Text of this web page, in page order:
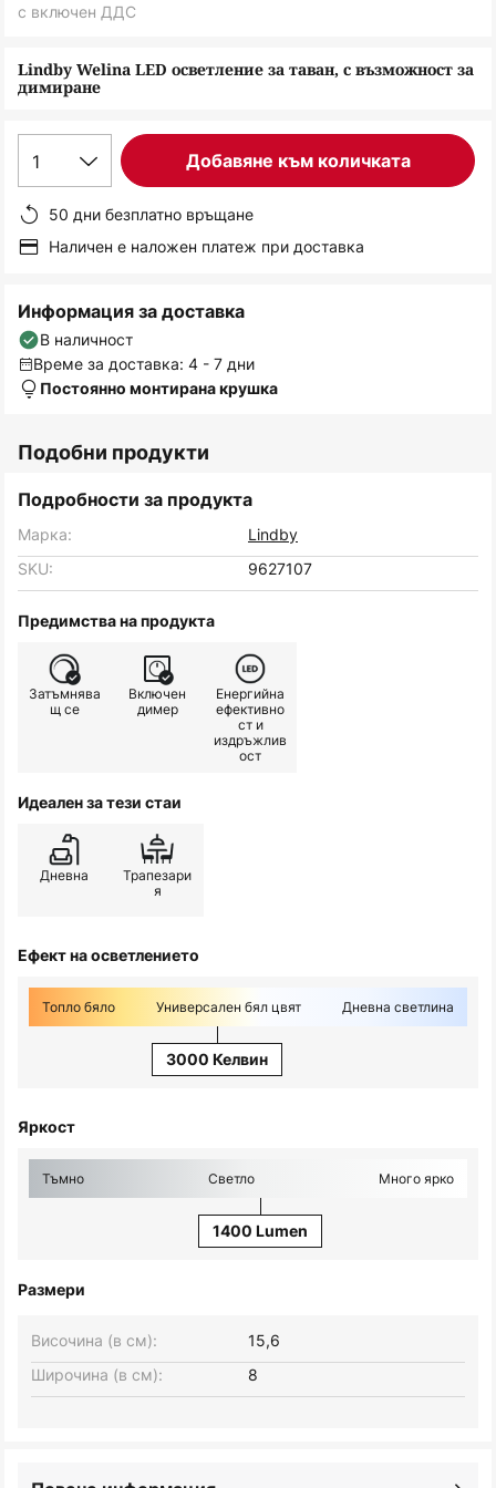
снимки
Lindby Welina LED осветление за таван, с възможност за
димиране
с включен ДДС
1 Добавяне към количката
50 дни безплатно връщане
Наличен е наложен платеж при доставка
Информация за доставка
В наличност
Време за доставка: 4 - 7 дни
Постоянно монтирана крушка
Подобни продукти
Подробности за продукта
Марка:
Lindby
SKU:
9627107
Предимства на продукта
Затъмнява
щ се
Включен
димер
Енергийна
ефективно
ст и
издръжлив
ост
Идеален за тези стаи
Дневна
Трапезари
я
Ефект на осветлението
Топло бяло Универсален бял цвят Дневна светлина
3000 Келвин
Яркост
Тъмно Светло Много ярко
1400 Lumen
Размери
Широчина (в см): 8
Височина (в см): 15,6